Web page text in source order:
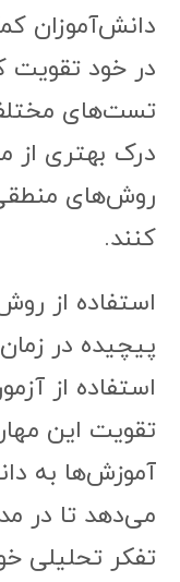
دانش‌آموزان
در خود تقویت
تست‌های
درک بهتری از
روش‌های
کنند.
استفاده از
پیچیده در
استفاده از
تقویت این
آموزش‌ها به
می‌دهد تا در
تفکر تحلیلی